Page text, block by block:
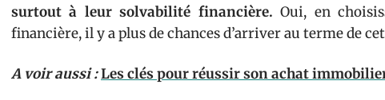
surtout à leur solvabilité financière. Oui, en
financière, il y a plus de chances d’arriver au terme de
A voir aussi :Les clés pour réussir son achat